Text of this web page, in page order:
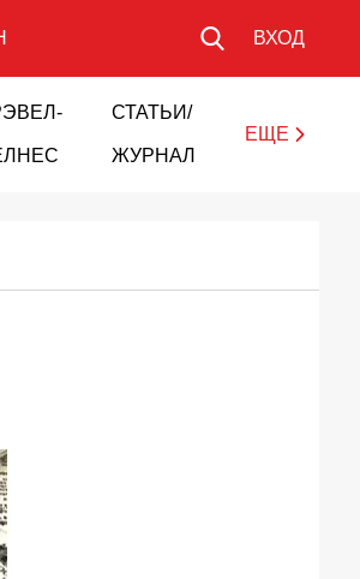
ВХОД
СТАТЬИ/
ЖУРНАЛ
ЕЩЕ